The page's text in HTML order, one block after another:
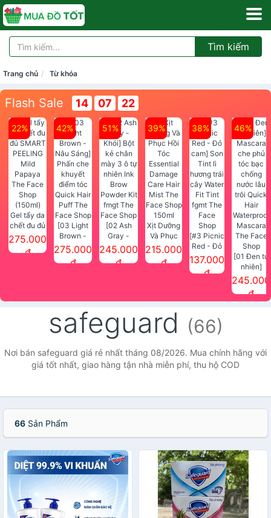
Tìm kiếm
Trang chủ Từ khóa
Flash Sale 14 07 21
22%
Gel tẩy da
chết đu đủ
SMART
PEELING
275.000
đ
42%
[03 Light
Brown -
Nâu Sáng]
Phấn che
275.000
đ
51%
[02 Ash
Gray -
Khói] Bột
kẻ chân
Face Shop
245.000
đ
39%
Xịt Dưỡng
Và Phục
Hồi Tóc
Essential
215.000
đ
38%
[#3 Picnic
Red - Đỏ
cam] Son
Face
Shop
137.000
đ
46%
[01 Đen tự
nhiên]
Mascara
che phủ
Waterproof
Mascara
The Face
245.000
đ
safeguard (66)
Nơi bán safeguard giá rẻ nhất tháng 08/2026. Mua chính hãng với
giá tốt nhất, giao hàng tận nhà miễn phí, thu hộ COD
66 Sản Phẩm